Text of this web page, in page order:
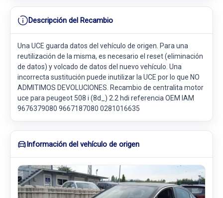
Descripción del Recambio
Una UCE guarda datos del vehículo de origen. Para una
reutilización de la misma, es necesario el reset (eliminación
de datos) y volcado de datos del nuevo vehículo. Una
incorrecta sustitución puede inutilizar la UCE por lo que NO
ADMITIMOS DEVOLUCIONES. Recambio de centralita motor
uce para peugeot 508 i (8d_) 2.2 hdi referencia OEM IAM
9676379080 9667187080 0281016635
Información del vehículo de origen